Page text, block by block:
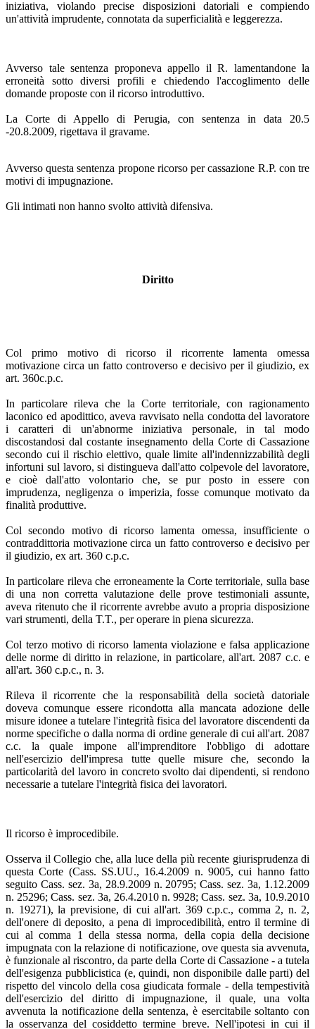
iniziativa, violando precise disposizioni datoriali e compiendo
un'attività imprudente, connotata da superficialità e leggerezza.
Avverso tale sentenza proponeva appello il R. lamentandone la
erroneità sotto diversi profili e chiedendo l'accoglimento delle
domande proposte con il ricorso introduttivo.
La Corte di Appello di Perugia, con sentenza in data 20.5
-20.8.2009, rigettava il gravame.
Avverso questa sentenza propone ricorso per cassazione R.P. con tre
motivi di impugnazione.
Gli intimati non hanno svolto attività difensiva.
Diritto
Col primo motivo di ricorso il ricorrente lamenta omessa
motivazione circa un fatto controverso e decisivo per il giudizio, ex
art. 360c.p.c.
In particolare rileva che la Corte territoriale, con ragionamento
laconico ed apodittico, aveva ravvisato nella condotta del lavoratore
i caratteri di un'abnorme iniziativa personale, in tal modo
discostandosi dal costante insegnamento della Corte di Cassazione
secondo cui il rischio elettivo, quale limite all'indennizzabilità degli
infortuni sul lavoro, si distingueva dall'atto colpevole del lavoratore,
e cioè dall'atto volontario che, se pur posto in essere con
imprudenza, negligenza o imperizia, fosse comunque motivato da
finalità produttive.
Col secondo motivo di ricorso lamenta omessa, insufficiente o
contraddittoria motivazione circa un fatto controverso e decisivo per
il giudizio, ex art. 360 c.p.c.
In particolare rileva che erroneamente la Corte territoriale, sulla base
di una non corretta valutazione delle prove testimoniali assunte,
aveva ritenuto che il ricorrente avrebbe avuto a propria disposizione
vari strumenti, della T.T., per operare in piena sicurezza.
Col terzo motivo di ricorso lamenta violazione e falsa applicazione
delle norme di diritto in relazione, in particolare, all'art. 2087 c.c. e
all'art. 360 c.p.c., n. 3.
Rileva il ricorrente che la responsabilità della società datoriale
doveva comunque essere ricondotta alla mancata adozione delle
misure idonee a tutelare l'integrità fisica del lavoratore discendenti da
norme specifiche o dalla norma di ordine generale di cui all'art. 2087
c.c. la quale impone all'imprenditore l'obbligo di adottare
nell'esercizio dell'impresa tutte quelle misure che, secondo la
particolarità del lavoro in concreto svolto dai dipendenti, si rendono
necessarie a tutelare l'integrità fisica dei lavoratori.
Il ricorso è improcedibile.
Osserva il Collegio che, alla luce della più recente giurisprudenza di
questa Corte (Cass. SS.UU., 16.4.2009 n. 9005, cui hanno fatto
seguito Cass. sez. 3a, 28.9.2009 n. 20795; Cass. sez. 3a, 1.12.2009
n. 25296; Cass. sez. 3a, 26.4.2010 n. 9928; Cass. sez. 3a, 10.9.2010
n. 19271), la previsione, di cui all'art. 369 c.p.c., comma 2, n. 2,
dell'onere di deposito, a pena di improcedibilità, entro il termine di
cui al comma 1 della stessa norma, della copia della decisione
impugnata con la relazione di notificazione, ove questa sia avvenuta,
è funzionale al riscontro, da parte della Corte di Cassazione - a tutela
dell'esigenza pubblicistica (e, quindi, non disponibile dalle parti) del
rispetto del vincolo della cosa giudicata formale - della tempestività
dell'esercizio del diritto di impugnazione, il quale, una volta
avvenuta la notificazione della sentenza, è esercitabile soltanto con
la osservanza del cosiddetto termine breve. Nell'ipotesi in cui il